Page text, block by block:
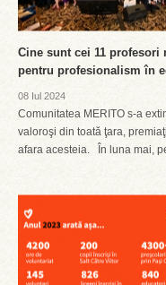
Cine sunt cei 11 profesori
pentru profesionalism în
08 Iul 2024
Comunitatea MERITO s-a
valoroşi din toată ţara,
afara acesteia. În luna mai,